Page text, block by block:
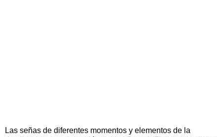
Las señas de diferentes momentos y elementos de la